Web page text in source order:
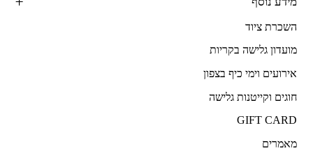
השכרת ציוד
מועדון גלישה בקריות
אירועים וימי כיף בצפון
חוגים וקייטנות גלישה
GIFT CARD
מאמרים